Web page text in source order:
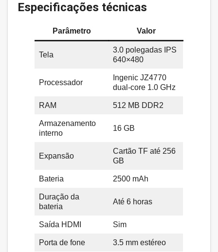
Especificações técnicas
Parâmetro Valor
Tela
3.0 polegadas IPS
640×480
Processador
Ingenic JZ4770
dual-core 1.0 GHz
RAM 512 MB DDR2
Armazenamento
interno
16 GB
Expansão
Cartão TF até 256
GB
Bateria 2500 mAh
Duração da
bateria
Até 6 horas
Saída HDMI Sim
Porta de fone 3.5 mm estéreo